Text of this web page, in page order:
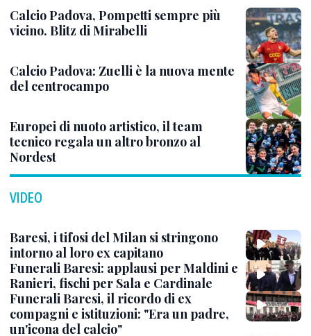
Calcio Padova, Pompetti sempre più
vicino. Blitz di Mirabelli
Calcio Padova: Zuelli è la nuova mente
del centrocampo
Europei di nuoto artistico, il team
tecnico regala un altro bronzo al
Nordest
VIDEO
Baresi, i tifosi del Milan si stringono
intorno al loro ex capitano
Funerali Baresi: applausi per Maldini e
Ranieri, fischi per Sala e Cardinale
Funerali Baresi, il ricordo di ex
compagni e istituzioni: "Era un padre,
un'icona del calcio"